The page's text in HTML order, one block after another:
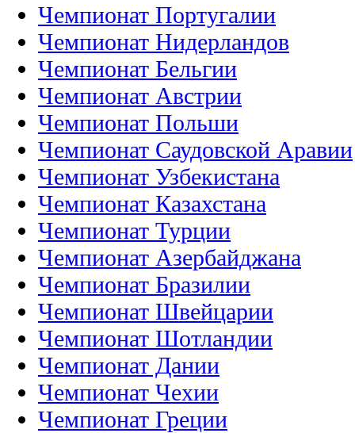
Чемпионат Португалии
Чемпионат Нидерландов
Чемпионат Бельгии
Чемпионат Австрии
Чемпионат Польши
Чемпионат Саудовской Аравии
Чемпионат Узбекистана
Чемпионат Казахстана
Чемпионат Турции
Чемпионат Азербайджана
Чемпионат Бразилии
Чемпионат Швейцарии
Чемпионат Шотландии
Чемпионат Дании
Чемпионат Чехии
Чемпионат Греции